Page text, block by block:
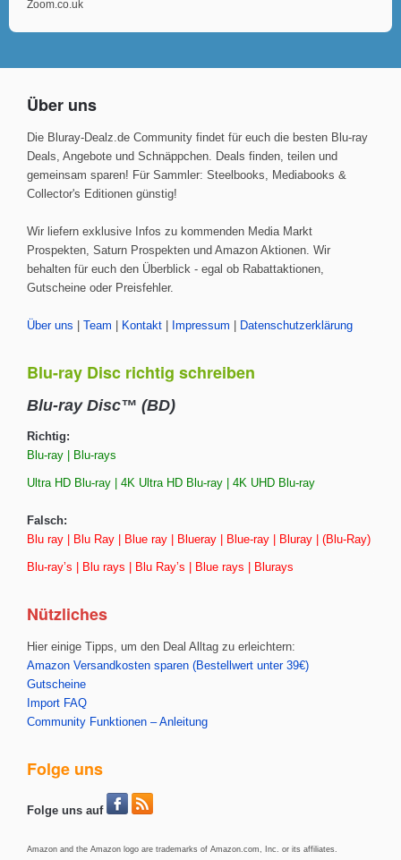
Zoom.co.uk
Über uns
Die Bluray-Dealz.de Community findet für euch die besten Blu-ray
Deals, Angebote und Schnäppchen. Deals finden, teilen und
gemeinsam sparen! Für Sammler: Steelbooks, Mediabooks &
Collector's Editionen günstig!
Wir liefern exklusive Infos zu kommenden Media Markt
Prospekten, Saturn Prospekten und Amazon Aktionen. Wir
behalten für euch den Überblick - egal ob Rabattaktionen,
Gutscheine oder Preisfehler.
Über uns Team Kontakt Impressum Datenschutzerklärung
Blu-ray Disc richtig schreiben
Blu-ray Disc™ (BD)
Richtig:
Blu-ray | Blu-rays
Ultra HD Blu-ray | 4K Ultra HD Blu-ray | 4K UHD Blu-ray
Falsch:
Blu ray | Blu Ray | Blue ray | Blueray | Blue-ray | Bluray | (Blu-Ray)
Blu-ray’s | Blu rays | Blu Ray’s | Blue rays | Blurays
Nützliches
Hier einige Tipps, um den Deal Alltag zu erleichtern:
Amazon Versandkosten sparen (Bestellwert unter 39€)
Gutscheine
Import FAQ
Community Funktionen – Anleitung
Folge uns
Folge uns auf
Amazon and the Amazon logo are trademarks of Amazon.com, Inc. or its affiliates.